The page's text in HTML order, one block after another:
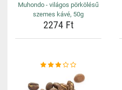
Muhondo - világos pörkölésű
szemes kávé, 50g
2274 Ft